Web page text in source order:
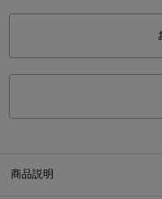
商品説明